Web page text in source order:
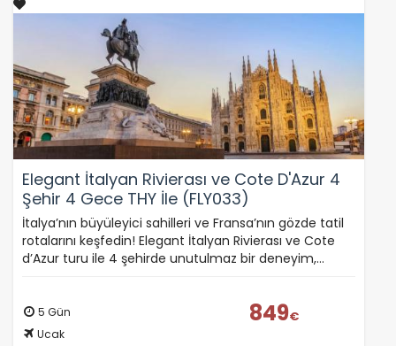
Elegant İtalyan Rivierası ve Cote D'Azur 4
Şehir 4 Gece THY İle (FLY033)
İtalya’nın büyüleyici sahilleri ve Fransa’nın gözde tatil
rotalarını keşfedin! Elegant İtalyan Rivierası ve Cote
d’Azur turu ile 4 şehirde unutulmaz bir deneyim,…
5 Gün
Ucak
849€